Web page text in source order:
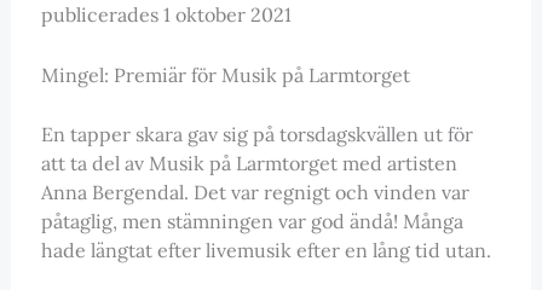
publicerades 1 oktober 2021
Mingel: Premiär för Musik på Larmtorget
En tapper skara gav sig på torsdagskvällen ut för
att ta del av Musik på Larmtorget med artisten
Anna Bergendal. Det var regnigt och vinden var
påtaglig, men stämningen var god ändå! Många
hade längtat efter livemusik efter en lång tid utan.